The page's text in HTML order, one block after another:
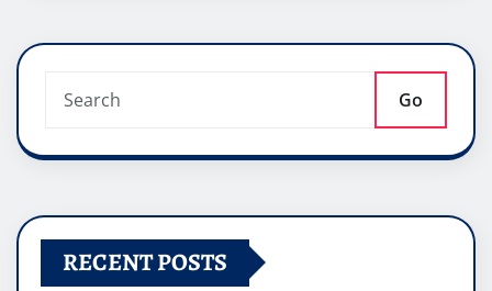
Go
RECENT POSTS